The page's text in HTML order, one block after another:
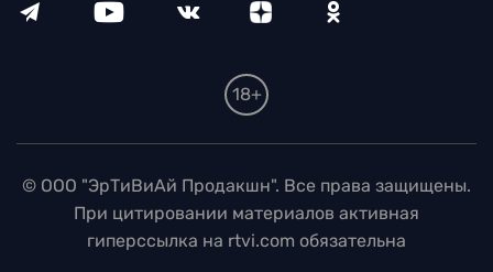
18+
© ООО "ЭрТиВиАй Продакшн". Все права защищены.
При цитировании материалов активная
гиперссылка на rtvi.com обязательна